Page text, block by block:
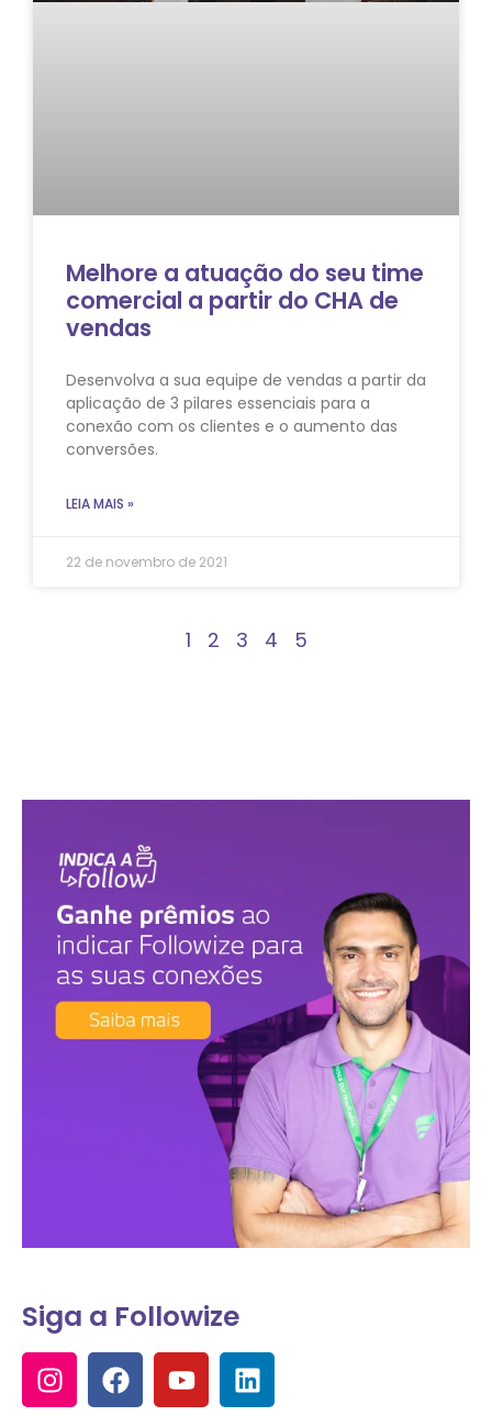
Melhore a atuação do seu time
comercial a partir do CHA de
vendas
Desenvolva a sua equipe de vendas a partir da
aplicação de 3 pilares essenciais para a
conexão com os clientes e o aumento das
conversões.
LEIA MAIS »
22 de novembro de 2021
1 2 3 4 5
Siga a Followize